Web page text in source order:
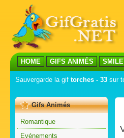
HOME GIFS ANIMÉS
Sauvergarde la gif torches - 33 sur
Gifs Animés
Romantique
Evénements